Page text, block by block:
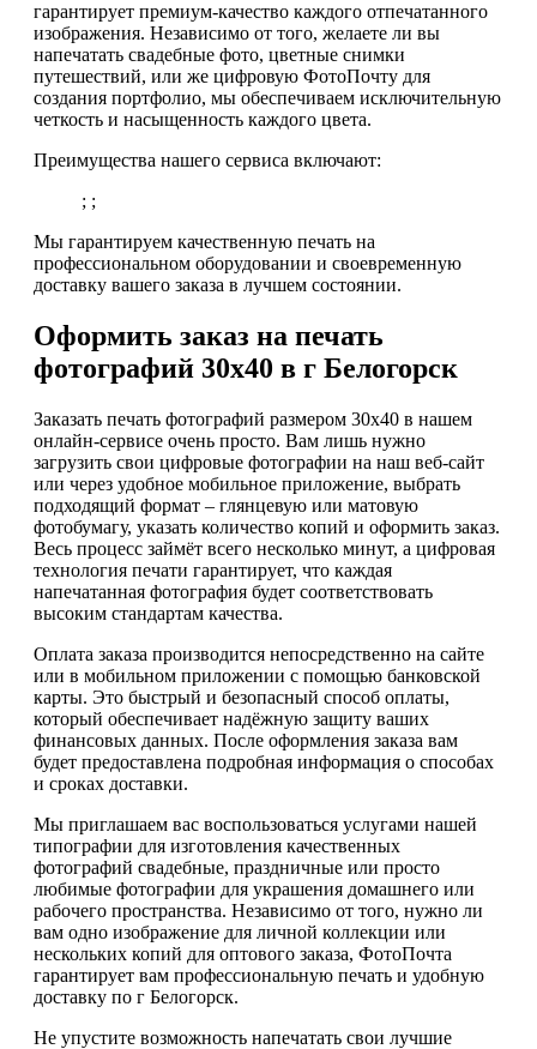
гарантирует премиум-качество каждого отпечатанного
изображения. Независимо от того, желаете ли вы
напечатать свадебные фото, цветные снимки
путешествий, или же цифровую ФотоПочту для
создания портфолио, мы обеспечиваем исключительную
четкость и насыщенность каждого цвета.
Преимущества нашего сервиса включают:
; ;
Мы гарантируем качественную печать на
профессиональном оборудовании и своевременную
доставку вашего заказа в лучшем состоянии.
Оформить заказ на печать
фотографий 30х40 в г Белогорск
Заказать печать фотографий размером 30х40 в нашем
онлайн-сервисе очень просто. Вам лишь нужно
загрузить свои цифровые фотографии на наш веб-сайт
или через удобное мобильное приложение, выбрать
подходящий формат – глянцевую или матовую
фотобумагу, указать количество копий и оформить заказ.
Весь процесс займёт всего несколько минут, а цифровая
технология печати гарантирует, что каждая
напечатанная фотография будет соответствовать
высоким стандартам качества.
Оплата заказа производится непосредственно на сайте
или в мобильном приложении с помощью банковской
карты. Это быстрый и безопасный способ оплаты,
который обеспечивает надёжную защиту ваших
финансовых данных. После оформления заказа вам
будет предоставлена подробная информация о способах
и сроках доставки.
Мы приглашаем вас воспользоваться услугами нашей
типографии для изготовления качественных
фотографий свадебные, праздничные или просто
любимые фотографии для украшения домашнего или
рабочего пространства. Независимо от того, нужно ли
вам одно изображение для личной коллекции или
нескольких копий для оптового заказа, ФотоПочта
гарантирует вам профессиональную печать и удобную
доставку по г Белогорск.
Не упустите возможность напечатать свои лучшие